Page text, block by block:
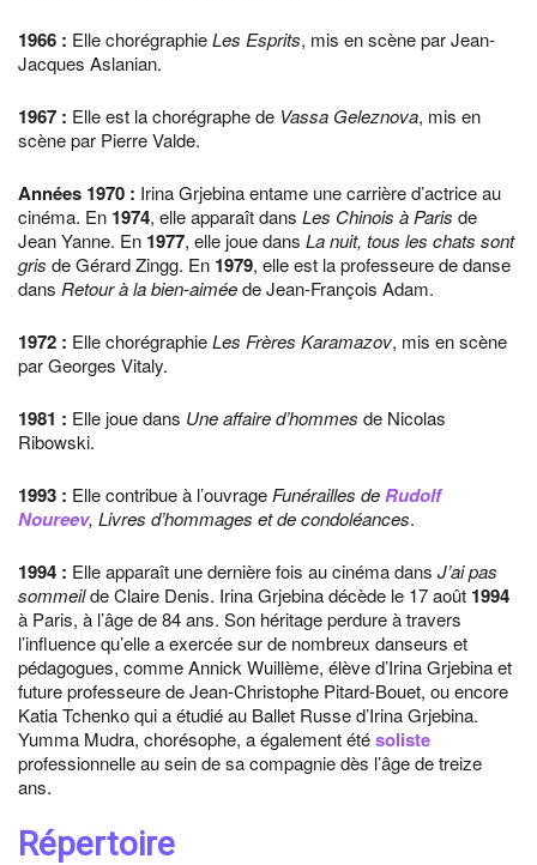
1966 : Elle chorégraphieLes Esprits, mis en scène par Jean-
Jacques Aslanian.
1967 : Elle est la chorégraphe de Vassa Geleznova, mis en
scène par Pierre Valde.
Années 1970 : Irina Grjebina entame une carrière d’actrice au
cinéma. En 1974, elle apparaît dans Les Chinois à Paris de
Jean Yanne. En 1977, elle joue dans La nuit, tous les chats sont
gris de Gérard Zingg. En 1979, elle est la professeure de danse
dans Retour à la bien-aiméede Jean-François Adam.
1972 : Elle chorégraphieLes Frères Karamazov, mis en scène
par Georges Vitaly.
1981 : Elle joue dans Une affaire d’hommes de Nicolas
Ribowski.
1993 : Elle contribue à l’ouvrage Funérailles deRudolf
Noureev, Livres d’hommages et de condoléances.
1994 : Elle apparaît une dernière fois au cinéma dans J’ai pas
sommeilde Claire Denis. Irina Grjebina décède le 17 août 1994
à Paris, à l’âge de 84 ans. Son héritage perdure à travers
l’influence qu’elle a exercée sur de nombreux danseurs et
pédagogues, comme Annick Wuillème, élève d’Irina Grjebina et
future professeure de Jean-Christophe Pitard-Bouet, ou encore
Katia Tchenko qui a étudié au Ballet Russe d’Irina Grjebina.
Yumma Mudra, chorésophe, a également étésoliste
professionnelle au sein de sa compagnie dès l’âge de treize
ans.
Répertoire